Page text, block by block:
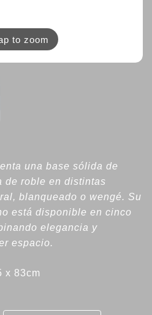
to zoom
una base sólida de
de roble en distintas
blanqueado o wengé. Su
está disponible en cinco
elegancia y
espacio.
x 83cm